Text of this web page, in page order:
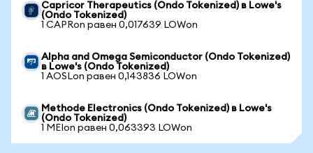
Capricor Therapeutics (Ondo Tokenized) в Lowe's
(Ondo Tokenized)
1 CAPRon равен 0,017639 LOWon
Alpha and Omega Semiconductor (Ondo Tokenized)
в Lowe's (Ondo Tokenized)
1 AOSLon равен 0,143836 LOWon
Methode Electronics (Ondo Tokenized) в Lowe's
(Ondo Tokenized)
1 MEIon равен 0,063393 LOWon